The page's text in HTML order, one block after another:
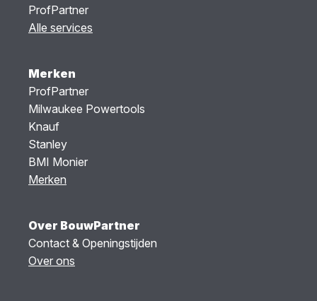
ProfPartner
Alle services
Merken
ProfPartner
Milwaukee Powertools
Knauf
Stanley
BMI Monier
Merken
Over BouwPartner
Contact & Openingstijden
Over ons